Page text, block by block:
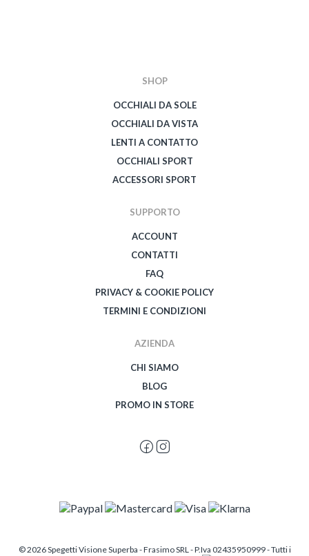
SHOP
OCCHIALI DA SOLE
OCCHIALI DA VISTA
LENTI A CONTATTO
OCCHIALI SPORT
ACCESSORI SPORT
SUPPORTO
ACCOUNT
CONTATTI
FAQ
PRIVACY & COOKIE POLICY
TERMINI E CONDIZIONI
AZIENDA
CHI SIAMO
BLOG
PROMO IN STORE
© 2026 Spegetti Visione Superba - Frasimo SRL - P.Iva 02435950999 - Tutti i